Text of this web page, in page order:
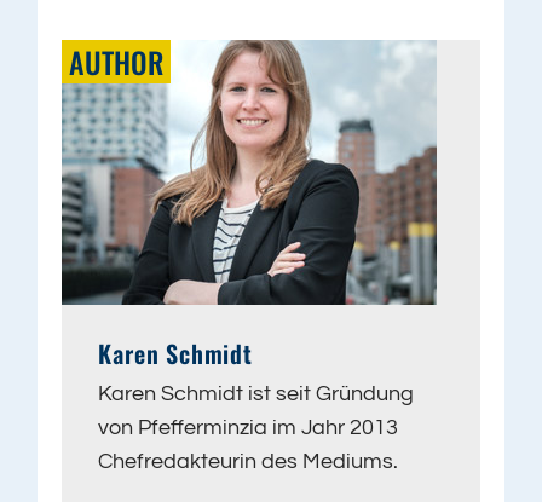
AUTHOR
Karen Schmidt
Karen Schmidt ist seit Gründung
von Pfefferminzia im Jahr 2013
Chefredakteurin des Mediums.